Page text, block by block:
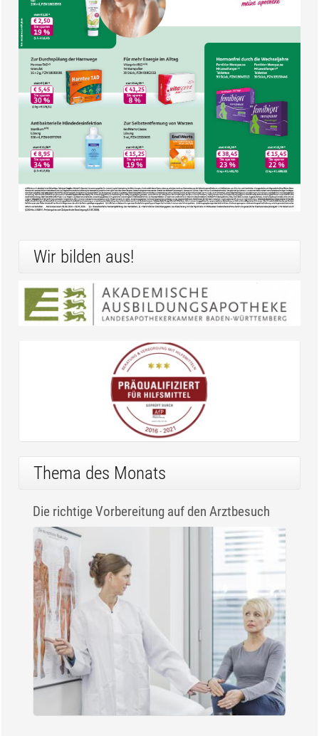
Wir bilden aus!
Thema des Monats
Die richtige Vorbereitung auf den Arztbesuch